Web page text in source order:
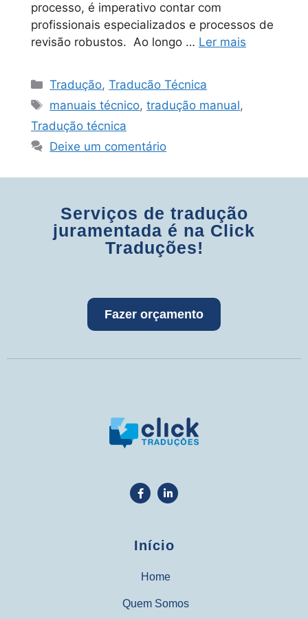
processo, é imperativo contar com
profissionais especializados e processos de
revisão robustos. Ao longo … Ler mais
Tradução,Traducão Técnica
manuais técnico,tradução manual,
Tradução técnica
Deixe um comentário
Serviços de tradução
juramentada é na Click
Traduções!
Fazer orçamento
Início
Home
Quem Somos